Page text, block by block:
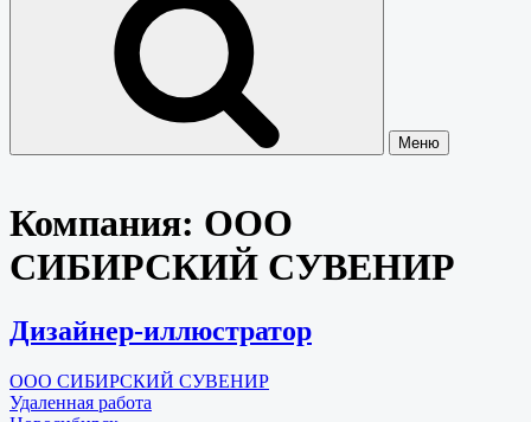
Меню
Компания: ООО
СИБИРСКИЙ СУВЕНИР
Дизайнер-иллюстратор
ООО СИБИРСКИЙ СУВЕНИР
Удаленная работа